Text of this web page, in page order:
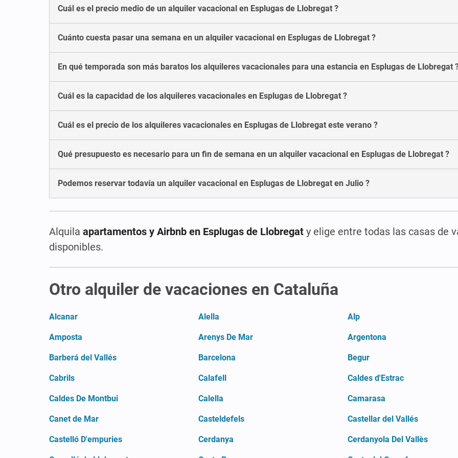
Cuál es el precio medio de un alquiler vacacional en Esplugas de Llobregat ?
Cuánto cuesta pasar una semana en un alquiler vacacional en Esplugas de Llobregat ?
En qué temporada son más baratos los alquileres vacacionales para una estancia en Esplugas de Llobregat
Cuál es la capacidad de los alquileres vacacionales en Esplugas de Llobregat ?
Cuál es el precio de los alquileres vacacionales en Esplugas de Llobregat este verano ?
Qué presupuesto es necesario para un fin de semana en un alquiler vacacional en Esplugas de Llobregat ?
Podemos reservar todavía un alquiler vacacional en Esplugas de Llobregat en Julio ?
Alquila apartamentos y Airbnb en Esplugas de Llobregat y elige entre todas las casas de
disponibles.
Otro alquiler de vacaciones en Cataluña
Alcanar Alella Alp
Amposta Arenys De Mar Argentona
Barberá del Vallés Barcelona Begur
Cabrils Calafell Caldes d'Estrac
Caldes De Montbui Calella Camarasa
Canet de Mar Casteldefels Castellar del Vallés
Castelló D'empuries Cerdanya Cerdanyola Del Vallès